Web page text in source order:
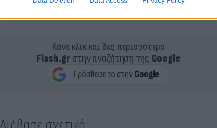
Κάνε κλικ και δες περισσότερο
Flash.grστην αναζήτηση της Google